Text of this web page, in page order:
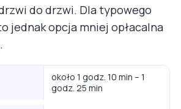
do drzwi. Dla typowego
jednak opcja mniej opłacalna
około 1 godz. 10 min – 1
godz. 25 min